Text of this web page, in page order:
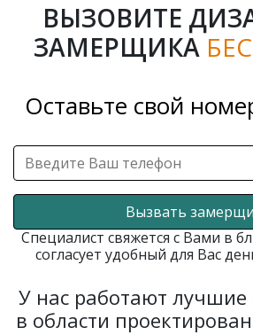
ВЫЗОВИТЕ
ЗАМЕРЩИКА
Оставьте свой
Вызвать
Специалист свяжется с Вами в
согласует удобный для Вас
У нас работают лучшие
в области